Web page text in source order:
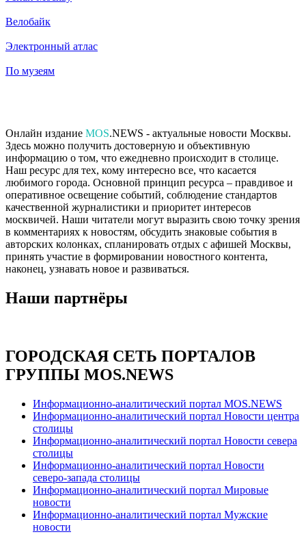
Велобайк
Электронный атлас
По музеям
Онлайн издание MOS.NEWS - актуальные новости Москвы.
Здесь можно получить достоверную и объективную
информацию о том, что ежедневно происходит в столице.
Наш ресурс для тех, кому интересно все, что касается
любимого города. Основной принцип ресурса – правдивое и
оперативное освещение событий, соблюдение стандартов
качественной журналистики и приоритет интересов
москвичей. Наши читатели могут выразить свою точку зрения
в комментариях к новостям, обсудить знаковые события в
авторских колонках, спланировать отдых с афишей Москвы,
принять участие в формировании новостного контента,
наконец, узнавать новое и развиваться.
Наши партнёры
ГОРОДСКАЯ СЕТЬ ПОРТАЛОВ
ГРУППЫ MOS.NEWS
Информационно-аналитический портал MOS.NEWS
Информационно-аналитический портал Новости центра
столицы
Информационно-аналитический портал Новости севера
столицы
Информационно-аналитический портал Новости
северо-запада столицы
Информационно-аналитический портал Мировые
новости
Информационно-аналитический портал Мужские
новости